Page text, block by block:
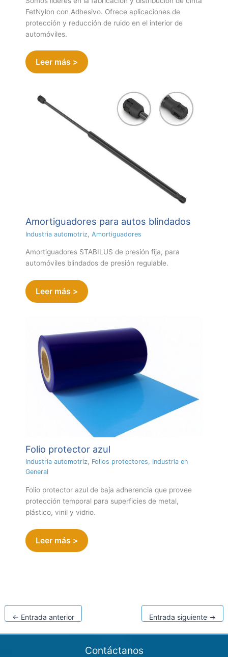
FetNylon con Adhesivo. Ofrece aplicaciones de
protección y reducción de ruido en el interior de
automóviles.
Leer más >
Amortiguadores para autos blindados
Industria automotriz,Amortiguadores
Amortiguadores STABILUS de presión fija, para
automóviles blindados de presión regulable.
Leer más >
Folio protector azul
Industria automotriz, Folios protectores, Industria en
General
Folio protector azul de baja adherencia que provee
protección temporal para superficies de metal,
plástico, vinil y vidrio.
Leer más >
← Entrada anterior Entrada siguiente →
Contáctanos